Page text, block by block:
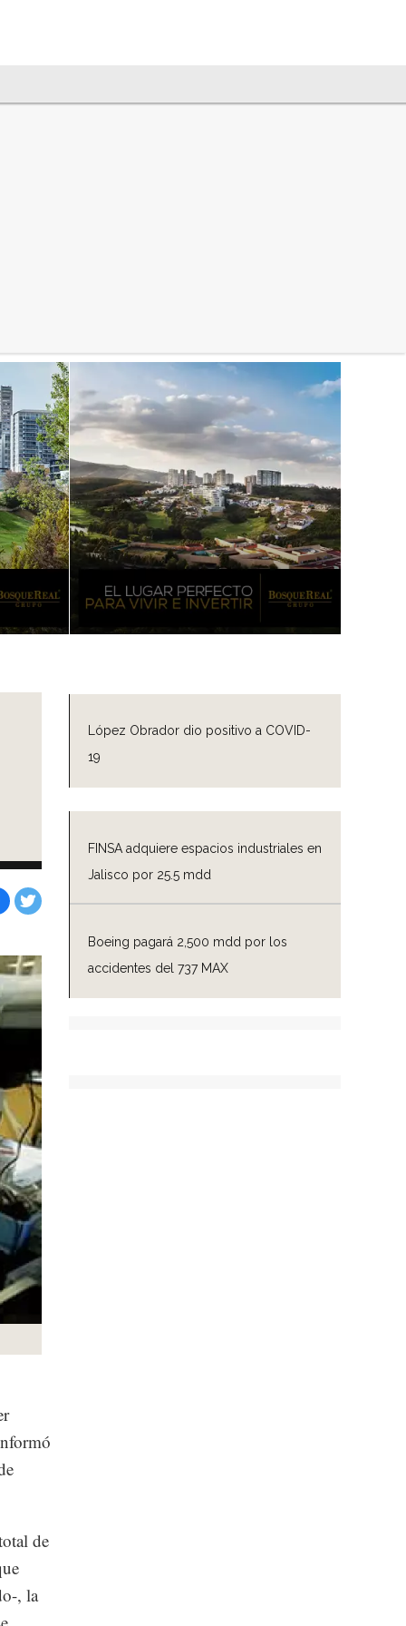
López Obrador dio positivo a COVID-
19
FINSA adquiere espacios industriales en
Jalisco por 25.5 mdd
Boeing pagará 2,500 mdd por los
accidentes del 737 MAX
de
, la